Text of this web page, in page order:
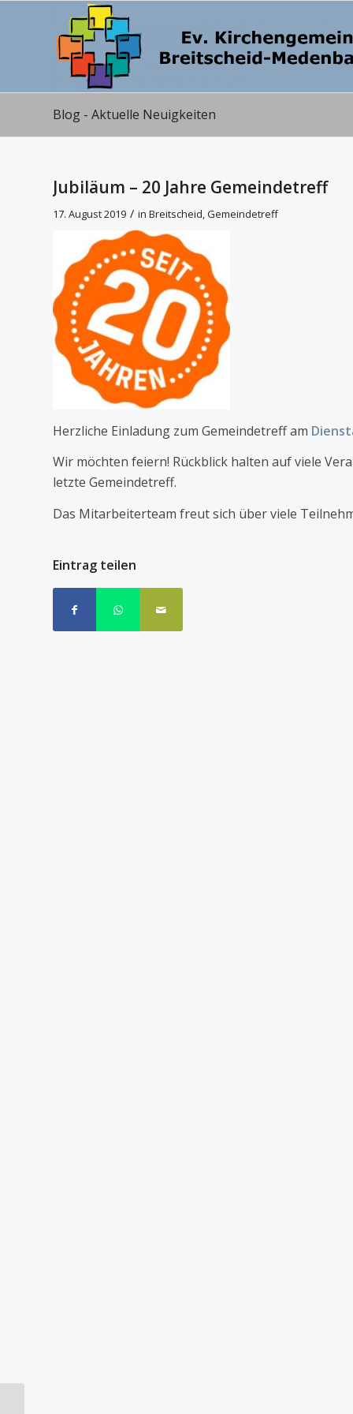
Blog - Aktuelle Neuigkeiten
Jubiläum – 20 Jahre Gemeindetreff
17. August 2019 / in Breitscheid,Gemeindetreff
Herzliche Einladung zum Gemeindetreff am
Wir möchten feiern! Rückblick halten auf viele
letzte Gemeindetreff.
Das Mitarbeiterteam freut sich über viele
Eintrag teilen